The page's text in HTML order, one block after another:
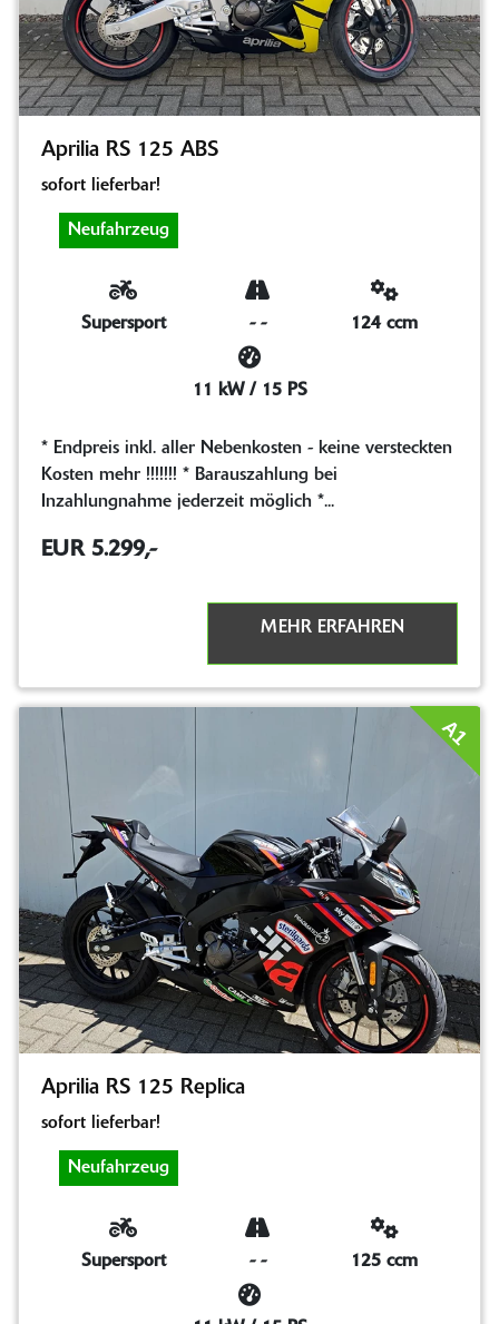
Aprilia RS 125 ABS
sofort lieferbar!
Neufahrzeug
Supersport - - 124 ccm
11 kW / 15 PS
* Endpreis inkl. aller Nebenkosten - keine versteckten
Kosten mehr !!!!!!! * Barauszahlung bei
Inzahlungnahme jederzeit möglich *...
EUR 5.299,-
MEHR ERFAHREN
Aprilia RS 125 Replica
sofort lieferbar!
Neufahrzeug
Supersport - - 125 ccm
A1